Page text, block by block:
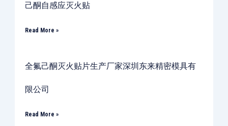
己酮自感应灭火贴
Read More »
全氟己酮灭火贴片生产厂家深圳东来精密模具有
限公司
Read More »